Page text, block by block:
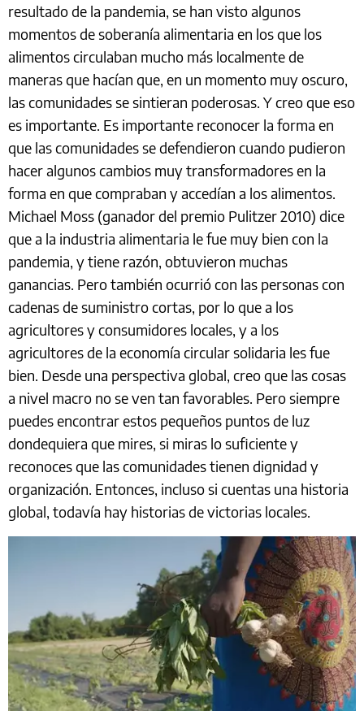
resultado de la pandemia, se han visto algunos
momentos de soberanía alimentaria en los que los
alimentos circulaban mucho más localmente de
maneras que hacían que, en un momento muy oscuro,
las comunidades se sintieran poderosas. Y creo que eso
es importante. Es importante reconocer la forma en
que las comunidades se defendieron cuando pudieron
hacer algunos cambios muy transformadores en la
forma en que compraban y accedían a los alimentos.
Michael Moss (ganador del premio Pulitzer 2010) dice
que a la industria alimentaria le fue muy bien con la
pandemia, y tiene razón, obtuvieron muchas
ganancias. Pero también ocurrió con las personas con
cadenas de suministro cortas, por lo que a los
agricultores y consumidores locales, y a los
agricultores de la economía circular solidaria les fue
bien. Desde una perspectiva global, creo que las cosas
a nivel macro no se ven tan favorables. Pero siempre
puedes encontrar estos pequeños puntos de luz
dondequiera que mires, si miras lo suficiente y
reconoces que las comunidades tienen dignidad y
organización. Entonces, incluso si cuentas una historia
global, todavía hay historias de victorias locales.